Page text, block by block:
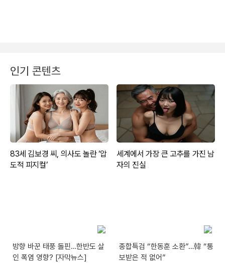
인기 콘텐츠
방향 바꾼 태풍 돌핀…한반도 살
인 폭염 영향? [자막뉴스]
종합특검 “한동훈 소환”…韓 “통
보받은 적 없어”